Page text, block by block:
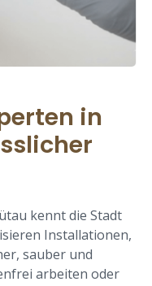
in
kennt die Stadt
Installationen,
sauber und
arbeiten oder